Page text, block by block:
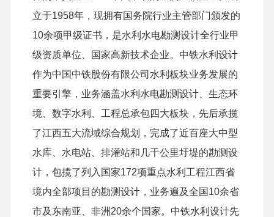
立于1958年，现拥有国务院行业主管部门颁发的
10余项甲级证书，是水利水电勘测设计全行业甲
级资质单位、国家高新技术企业。中铁水利设计
作为中国中铁股份有限公司水利板块业务发展的
重要引擎，业务涵盖水利水电勘测设计、生态环
境、数字水利、工程总承包四大板块，先后承揽
了江西五大流域综合规划，完成了近百座大中型
水库、水电站、排灌站和几千公里圩堤的勘测设
计，包揽了列入国家172项重点水利工程江西省
境内全部项目的勘测设计，业务遍及全国10余省
市及东南亚、非洲20余个国家。中铁水利设计先